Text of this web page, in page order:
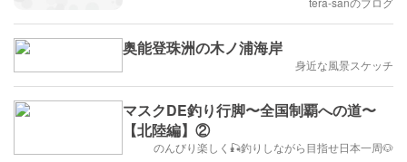
奥能登珠洲の木ノ浦海岸
身近な風景スケッチ
マスクDE釣り行脚〜全国制覇への道〜
【北陸編】②
のんびり楽しく🎣釣りしながら目指せ日本一周🐶